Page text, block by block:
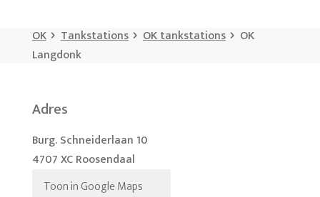
OK Tankstations OK tankstations
OK
Langdonk
Adres
Burg. Schneiderlaan 10
4707 XC Roosendaal
Toon in Google Maps